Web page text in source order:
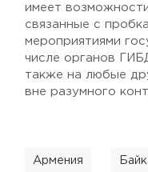
имеет
связанные с
мероприятиями
числе органов
также на любые
вне разумного
Армения